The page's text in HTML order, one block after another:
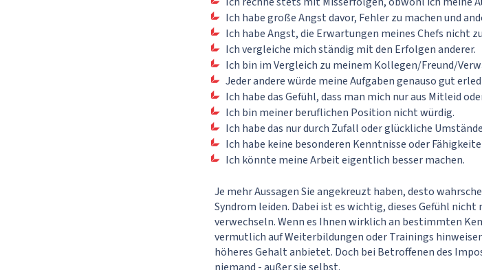
Ich habe große Angst davor, Fehler zu machen und
Ich habe Angst, die Erwartungen meines Chefs nicht
Ich vergleiche mich ständig mit den Erfolgen anderer.
Ich bin im Vergleich zu meinem Kollegen/Freund/
Jeder andere würde meine Aufgaben genauso gut
Ich habe das Gefühl, dass man mich nur aus Mitleid
Ich bin meiner beruflichen Position nicht würdig.
Ich habe das nur durch Zufall oder glückliche
Ich habe keine besonderen Kenntnisse oder
Ich könnte meine Arbeit eigentlich besser machen.
Je mehr Aussagen Sie angekreuzt haben, desto
Syndrom leiden. Dabei ist es wichtig, dieses Gefühl
verwechseln. Wenn es Ihnen wirklich an bestimmten
vermutlich auf Weiterbildungen oder Trainings
höheres Gehalt anbietet. Doch bei Betroffenen des